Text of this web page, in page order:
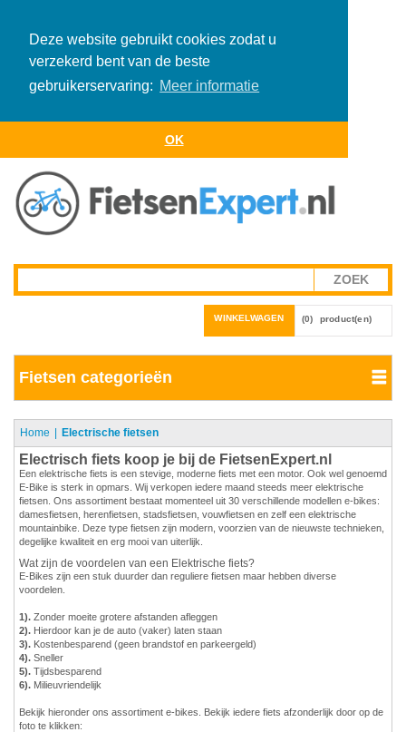
Deze website gebruikt cookies zodat u
verzekerd bent van de beste
gebruikerservaring: Meer informatie
OK
WINKELWAGEN (0) product(en)
Fietsen categorieën
Home Electrische fietsen
Electrisch fiets koop je bij de FietsenExpert.nl
Een elektrische fiets is een stevige, moderne fiets met een motor. Ook wel genoemd
E-Bike is sterk in opmars. Wij verkopen iedere maand steeds meer elektrische
fietsen. Ons assortiment bestaat momenteel uit 30 verschillende modellen e-bikes:
damesfietsen, herenfietsen, stadsfietsen, vouwfietsen en zelf een elektrische
mountainbike. Deze type fietsen zijn modern, voorzien van de nieuwste technieken,
degelijke kwaliteit en erg mooi van uiterlijk.
Wat zijn de voordelen van een Elektrische fiets?
E-Bikes zijn een stuk duurder dan reguliere fietsen maar hebben diverse
voordelen.
1). Zonder moeite grotere afstanden afleggen
2). Hierdoor kan je de auto (vaker) laten staan
3). Kostenbesparend (geen brandstof en parkeergeld)
4). Sneller
5). Tijdsbesparend
6). Milieuvriendelijk
Bekijk hieronder ons assortiment e-bikes. Bekijk iedere fiets afzonderlijk door op de
foto te klikken: